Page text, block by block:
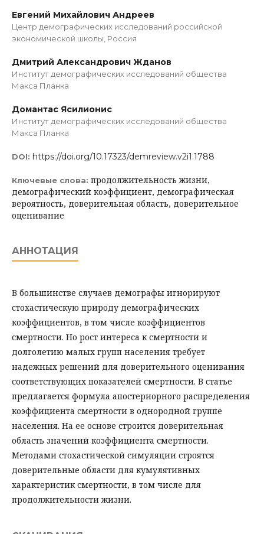
Евгений Михайлович Андреев
Центр демографических исследований российской
экономической школы, Россия
Дмитрий Александрович Жданов
Институт демографических исследований общества
Макса Планка
Домантас Ясилионис
Институт демографических исследований общества
Макса Планка
DOI: https://doi.org/10.17323/demreview.v2i1.1788
Ключевые слова: продолжительность жизни,
демографический коэффициент, демографическая
вероятность, доверительная область, доверительное
оценивание
АННОТАЦИЯ
В большинстве случаев демографы игнорируют
стохастическую природу демографических
коэффициентов, в том числе коэффициентов
смертности. Но рост интереса к смертности и
долголетию малых групп населения требует
надежных решений для доверительного оценивания
соответствующих показателей смертности. В статье
предлагается формула апостериорного распределения
коэффициента смертности в однородной группе
населения. На ее основе строится доверительная
область значений коэффициента смертности.
Методами стохастической симуляции строятся
доверительные области для кумулятивных
характеристик смертности, в том числе для
продолжительности жизни.